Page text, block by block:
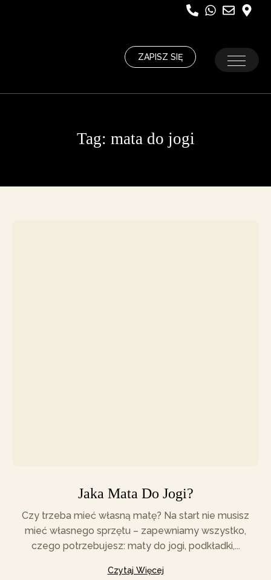
ZAPISZ SIĘ
Tag: mata do jogi
Jaka Mata Do Jogi?
Czy trzeba mieć własną matę? Na start nie musisz
mieć własnego sprzętu – zapewniamy wszystko,
czego potrzebujesz: maty do jogi, podkładki,...
Czytaj Więcej